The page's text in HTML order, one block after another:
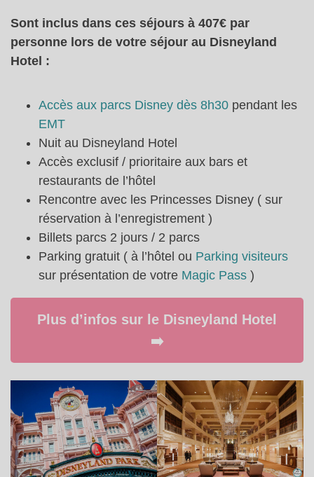
Sont inclus dans ces séjours à 407€ par
personne lors de votre séjour au Disneyland
Hotel :
Accès aux parcs Disney dès 8h30 pendant les
EMT
Nuit au Disneyland Hotel
Accès exclusif / prioritaire aux bars et
restaurants de l’hôtel
Rencontre avec les Princesses Disney ( sur
réservation à l’enregistrement )
Billets parcs 2 jours / 2 parcs
Parking gratuit ( à l’hôtel ou Parking visiteurs
sur présentation de votre Magic Pass )
Plus d’infos sur le Disneyland Hotel
➡️